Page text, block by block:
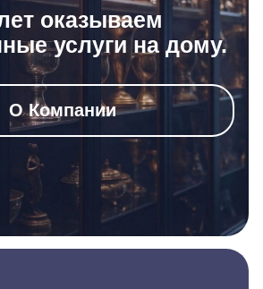
оказываем
услуги на дому.
О Компании